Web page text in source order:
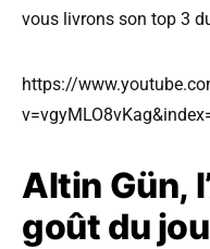
vous livrons son top 3
https://
Altin Gün,
goût du